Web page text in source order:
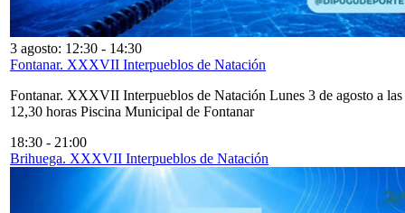
3 agosto: 12:30 - 14:30
Fontanar. XXXVII Interpueblos de Natación
Fontanar. XXXVII Interpueblos de Natación Lunes 3 de agosto a las
12,30 horas Piscina Municipal de Fontanar
18:30 - 21:00
Brihuega. XXXVII Interpueblos de Natación